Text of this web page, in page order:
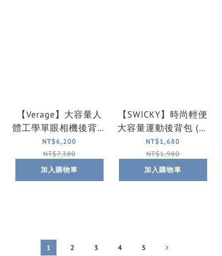
【Verage】大容量人
體工學單眼相機後背包
(黑)
NT$6,200
NT$7,380
加入購物車
【SWICKY】時尚輕便
大容量運動後背包 (經
典黑)
NT$1,680
NT$1,980
加入購物車
1 2 3 4 5